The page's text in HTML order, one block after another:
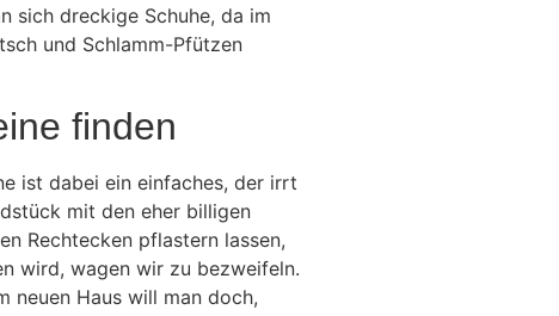
sich dreckige Schuhe, da im
und Schlamm-Pfützen
finden
ist dabei ein einfaches, der irrt
mit den eher billigen
Rechtecken pflastern lassen,
wird, wagen wir zu bezweifeln.
neuen Haus will man doch,